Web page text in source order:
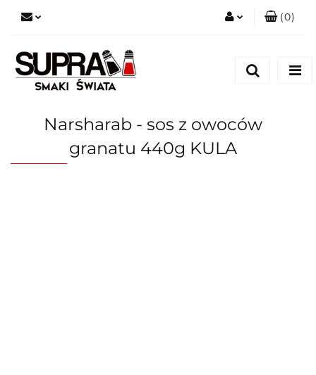
(0)
Narsharab - sos z owoców
granatu 440g KULA